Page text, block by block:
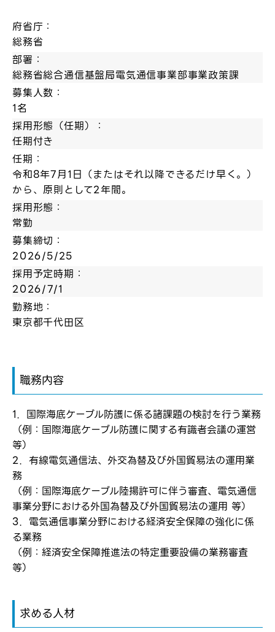
弊社ホームページの求人票をみて
応募した方へ
応募し、転職を決めた方
ログイン
お気に入り登録にはログインが必要です
メールアドレス
パスワード
府省庁：
総務省
部署：
総務省総合通信基盤局電気通信事業部事業政策課
募集人数：
1名
採用形態（任期）：
任期付き
任期：
令和8年7月1日（またはそれ以降できるだけ早く。）
から、原則として2年間。
採用形態：
常勤
募集締切：
2026/5/25
採用予定時期：
2026/7/1
勤務地：
東京都千代田区
職務内容
1．国際海底ケーブル防護に係る諸課題の検討を行う業務
（例：国際海底ケーブル防護に関する有識者会議の運営
等）
2．有線電気通信法、外交為替及び外国貿易法の運用業
務
（例：国際海底ケーブル陸揚許可に伴う審査、電気通信
事業分野における外国為替及び外国貿易法の運用 等）
3．電気通信事業分野における経済安全保障の強化に係
る業務
（例：経済安全保障推進法の特定重要設備の業務審査
等）
求める人材